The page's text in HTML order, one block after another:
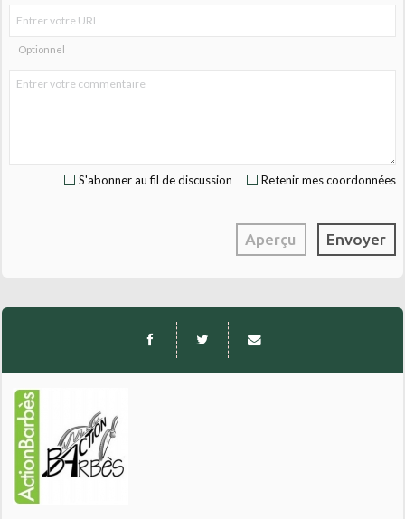
Optionnel
Retenir mes coordonnées
S'abonner au fil de discussion